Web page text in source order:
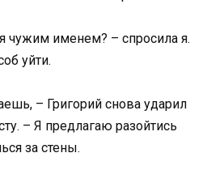
чужим именем? – спросила я.
уйти.
– Григорий снова ударил
– Я предлагаю разойтись
за стены.